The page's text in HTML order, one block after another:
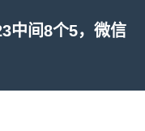
中间8个5，微信